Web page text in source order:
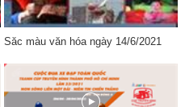
Săc màu văn hóa ngày 14/6/2021